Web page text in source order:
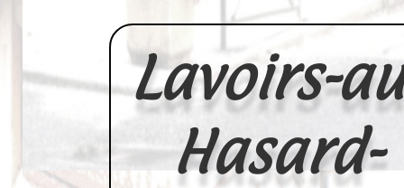
Lavoirs-
Hasard-